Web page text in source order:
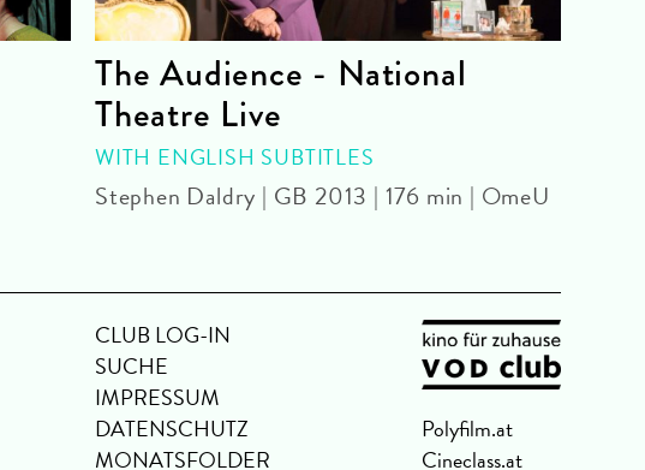
The Audience - National
Theatre Live
WITH ENGLISH SUBTITLES
Stephen Daldry | GB 2013 | 176 min | OmeU
CLUB LOG-IN
SUCHE
IMPRESSUM
DATENSCHUTZ
MONATSFOLDER
Polyfilm.at
Cineclass.at